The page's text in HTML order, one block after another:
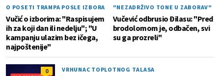
O POSETI TRAMPA POSLE IZBORA
Vučić o izborima: "Raspisujem
ih za koji dan ili nedelju"; "U
kampanju ulazim bez ičega,
najpoštenije"
"NEZADRŽIVO TONE U ZABORAV"
Vučević odbrusio Đilasu: "Pred
brodolomom je, odbačen, svi
su ga prozreli"
0 VRHUNAC TOPLOTNOG TALASA